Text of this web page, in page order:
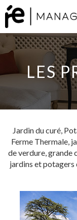
LES
Jardin du curé,
Ferme Thermale,
de verdure, grande
jardins et potagers